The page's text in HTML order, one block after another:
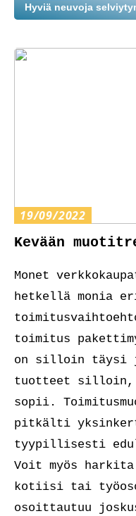
Hyviä neuvoja
19/09/2022
Kevään
Monet
hetkellä monia
toimitus
on silloin täysi
tuotteet silloin,
sopii.
pitkälti
tyypillisesti
Voit myös
kotiisi tai
osoittautuu